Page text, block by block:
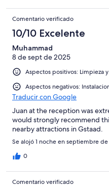
Comentario verificado
10/10 Excelente
Muhammad
8 de sept de 2025
Aspectos positivos: Limpieza
Aspectos negativos:
Traducir con Google
Juan at the reception was
would strongly recommend
nearby attractions in Gstaad.
Se alojó 1 noche en septiembre
0
Comentario verificado